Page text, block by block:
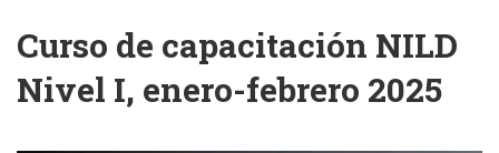
Curso de capacitación NILD
Nivel I, enero-febrero 2025